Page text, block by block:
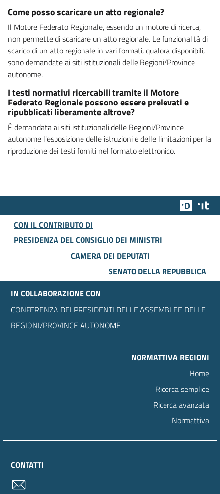
Come posso scaricare un atto regionale?
Il Motore Federato Regionale, essendo un motore di ricerca,
non permette di scaricare un atto regionale. Le funzionalità di
scarico di un atto regionale in vari formati, qualora disponibili,
sono demandate ai siti istituzionali delle Regioni/Province
autonome.
I testi normativi ricercabili tramite il Motore
Federato Regionale possono essere prelevati e
ripubblicati liberamente altrove?
È demandata ai siti istituzionali delle Regioni/Province
autonome l'esposizione delle istruzioni e delle limitazioni per la
riproduzione dei testi forniti nel formato elettronico.
Team
CON IL CONTRIBUTO DI
PRESIDENZA DEL CONSIGLIO DEI MINISTRI
CAMERA DEI DEPUTATI
SENATO DELLA REPUBBLICA
IN COLLABORAZIONE CON
CONFERENZA DEI PRESIDENTI DELLE ASSEMBLEE DELLE
REGIONI/PROVINCE AUTONOME
NORMATTIVA REGIONI
Home
Ricerca semplice
Ricerca avanzata
Normattiva
CONTATTI